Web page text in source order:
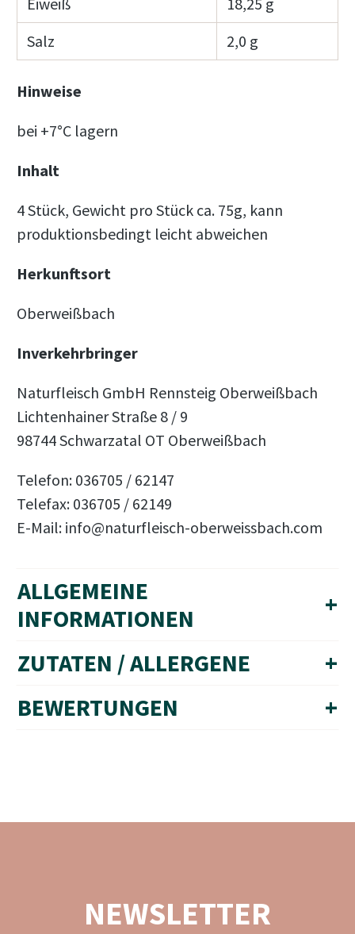
Salz
2,0 g
Hinweise
bei +7°C lagern
Inhalt
4 Stück, Gewicht pro Stück ca. 75g, kann
produktionsbedingt leicht abweichen
Herkunftsort
Oberweißbach
Inverkehrbringer
Naturfleisch GmbH Rennsteig Oberweißbach
Lichtenhainer Straße 8 / 9
98744 Schwarzatal OT Oberweißbach
Telefon: 036705 / 62147
Telefax: 036705 / 62149
E-Mail: info@naturfleisch-oberweissbach.com
ALLGEMEINE
INFORMATIONEN
+
ZUTATEN / ALLERGENE
+
BEWERTUNGEN
+
NEWSLETTER